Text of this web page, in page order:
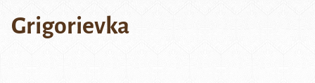
Grigorievka